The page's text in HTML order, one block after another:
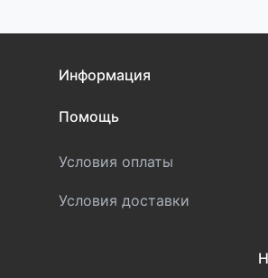
Информация
Помощь
Условия оплаты
Условия доставки